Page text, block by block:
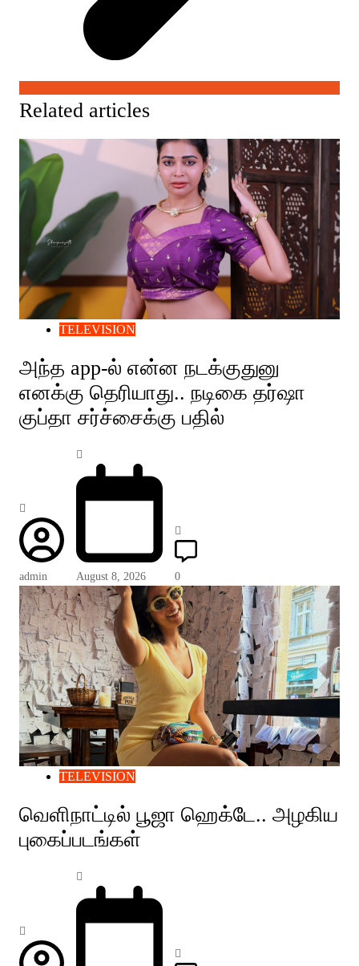
Related articles
TELEVISION
அந்த app-ல் என்ன நடக்குதுனு
எனக்கு தெரியாது.. நடிகை தர்ஷா
குப்தா சர்ச்சைக்கு பதில்
admin August 8, 2026 0
TELEVISION
வெளிநாட்டில் பூஜா ஹெக்டே.. அழகிய
புகைப்படங்கள்